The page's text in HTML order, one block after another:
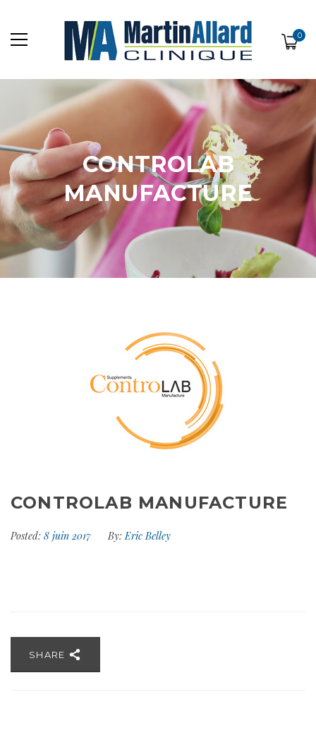
0
CONTROLAB
MANUFACTURE
CONTROLAB MANUFACTURE
Posted: 8 juin 2017 By: Eric Belley
SHARE